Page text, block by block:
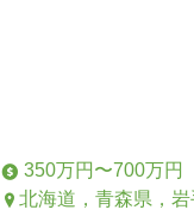
350万円〜700万円
北海道，青森県，